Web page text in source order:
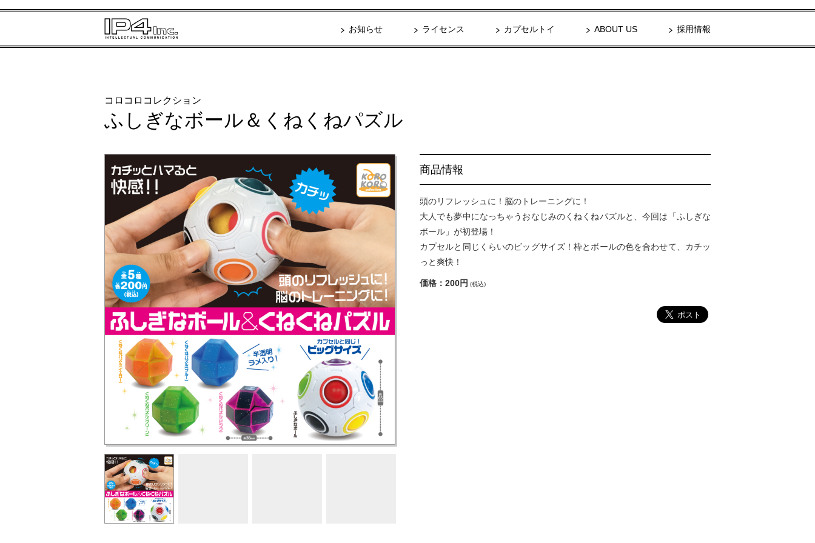
お知らせ ライセンス カプセルトイ ABOUT US 採用情報
コロコロコレクション
ふしぎなボール＆くねくねパズル
商品情報
頭のリフレッシュに！脳のトレーニングに！
大人でも夢中になっちゃうおなじみのくねくねパズルと、今回は「ふしぎな
ボール」が初登場！
カプセルと同じくらいのビッグサイズ！枠とボールの色を合わせて、カチッ
っと爽快！
価格：200円 (税込)